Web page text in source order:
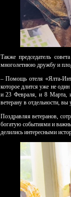
Также председатель
многолетнюю дружбу и
– Помощь отеля «Ялта-
которое длится уже не
и 23 Февраля, и 8 Марта,
ветерану в отдельности,
Поздравляя ветеранов,
богатую событиями и
делились интересными